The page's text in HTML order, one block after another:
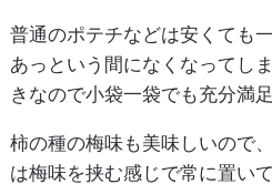
普通のポテチなどは安くても
あっという間になくなってし
きなので小袋一袋でも充分満
柿の種の梅味も美味しいので
は梅味を挟む感じで常に置いて